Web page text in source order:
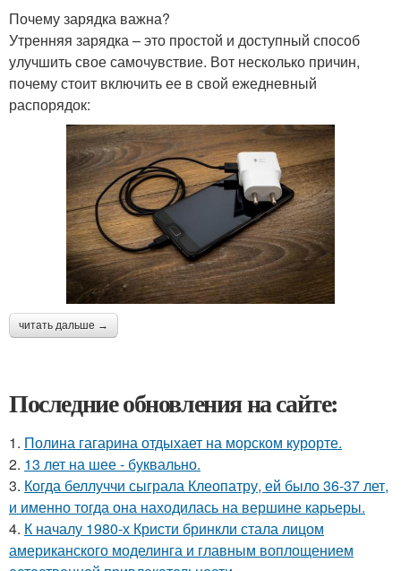
Почему зарядка важна?
Утренняя зарядка – это простой и доступный способ
улучшить свое самочувствие. Вот несколько причин,
почему стоит включить ее в свой ежедневный
распорядок:
читать дальше →
Последние обновления на сайте:
1. Полина гагарина отдыхает на морском курорте.
2. 13 лет на шее - буквально.
3. Когда беллуччи сыграла Клеопатру, ей было 36-37 лет,
и именно тогда она находилась на вершине карьеры.
4. К началу 1980-х Кристи бринкли стала лицом
американского моделинга и главным воплощением